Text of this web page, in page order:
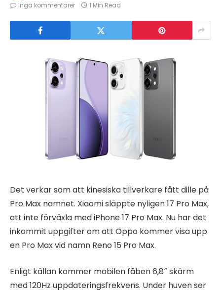
Inga kommentarer
1 Min Read
Det verkar som att kinesiska tillverkare fått dille på
Pro Max namnet. Xiaomi släppte nyligen 17 Pro Max,
att inte förväxla med iPhone 17 Pro Max. Nu har det
inkommit uppgifter om att Oppo kommer visa upp
en Pro Max vid namn Reno 15 Pro Max.
Enligt källan kommer mobilen fåben 6,8″ skärm
med 120Hz uppdateringsfrekvens. Under huven ser